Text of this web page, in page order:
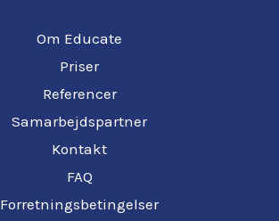
Om Educate
Priser
Referencer
Samarbejdspartner
Kontakt
FAQ
Forretningsbetingelser